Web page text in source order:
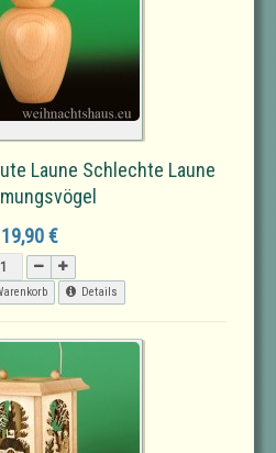
Laune Schlechte Laune
19,90 €
Details